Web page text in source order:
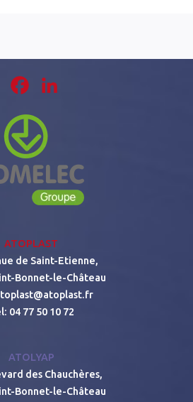
Facebook
ATOLYAP
des Chauchères,
Bonnet-le-Château
ATOPLAST
de Saint-Etienne,
Bonnet-le-Château
04 77 50 10 72